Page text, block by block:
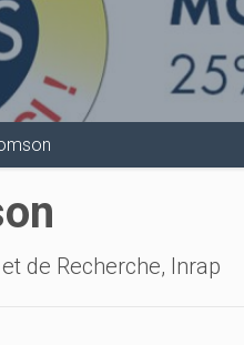
de Recherche, Inrap